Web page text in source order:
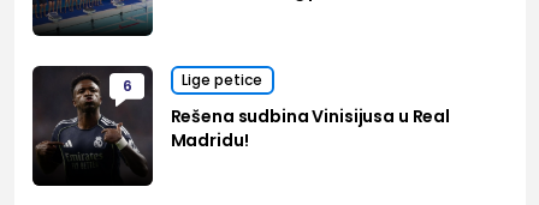
6 Lige petice
Rešena sudbina Vinisijusa u Real
Madridu!